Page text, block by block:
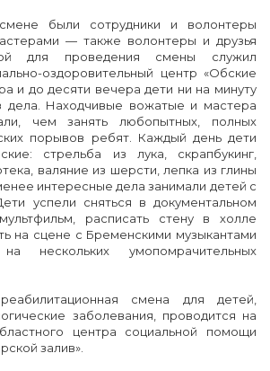
были сотрудники и волонтеры
— также волонтеры и друзья
для проведения смены служил
оздоровительный центр «Обские
и до десяти вечера дети ни на минуту
дела. Находчивые вожатые и мастера
чем занять любопытных, полных
порывов ребят. Каждый день дети
стрельба из лука, скрапбукинг,
валяние из шерсти, лепка из глины
интересные дела занимали детей с
успели сняться в документальном
расписать стену в холле
на сцене с Бременскими музыкантами
нескольких умопомрачительных
смена для детей,
заболевания, проводится на
центра социальной помощи
залив».